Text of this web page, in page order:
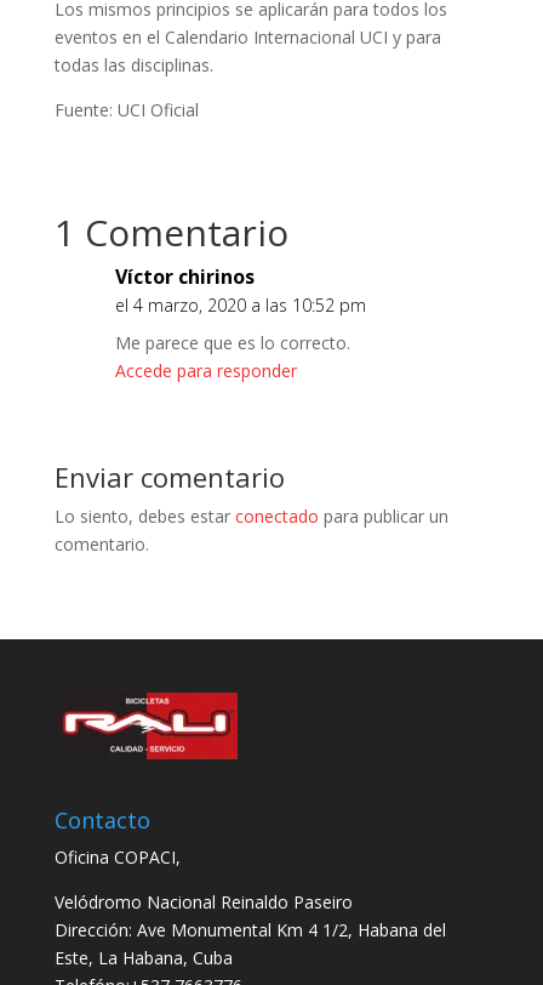
Los mismos principios se aplicarán para todos los
eventos en el Calendario Internacional UCI y para
todas las disciplinas.
Fuente: UCI Oficial
1 Comentario
Víctor chirinos
el 4 marzo, 2020 a las 10:52 pm
Me parece que es lo correcto.
Accede para responder
Enviar comentario
Lo siento, debes estar conectado para publicar un
comentario.
Contacto
Oficina COPACI,
Velódromo Nacional Reinaldo Paseiro
Dirección: Ave Monumental Km 4 1/2, Habana del
Este, La Habana, Cuba